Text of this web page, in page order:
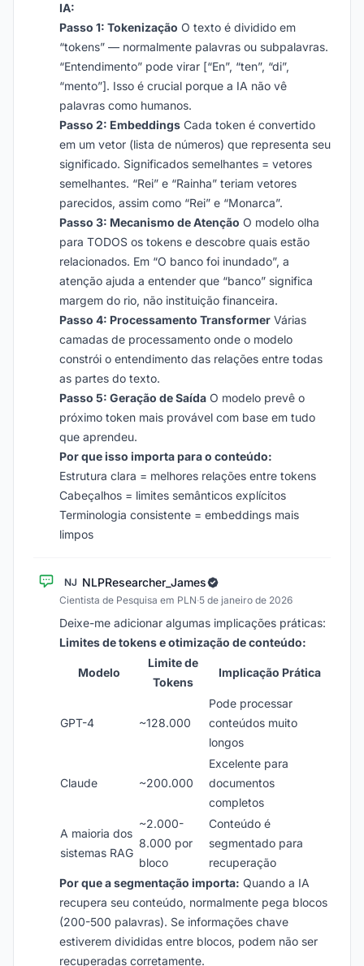
IA:
Passo 1: Tokenização O texto é dividido em
“tokens” — normalmente palavras ou subpalavras.
“Entendimento” pode virar [“En”, “ten”, “di”,
“mento”]. Isso é crucial porque a IA não vê
palavras como humanos.
Passo 2: Embeddings Cada token é convertido
em um vetor (lista de números) que representa seu
significado. Significados semelhantes = vetores
semelhantes. “Rei” e “Rainha” teriam vetores
parecidos, assim como “Rei” e “Monarca”.
Passo 3: Mecanismo de Atenção O modelo olha
para TODOS os tokens e descobre quais estão
relacionados. Em “O banco foi inundado”, a
atenção ajuda a entender que “banco” significa
margem do rio, não instituição financeira.
Passo 4: Processamento Transformer Várias
camadas de processamento onde o modelo
constrói o entendimento das relações entre todas
as partes do texto.
Passo 5: Geração de Saída O modelo prevê o
próximo token mais provável com base em tudo
que aprendeu.
Por que isso importa para o conteúdo:
Estrutura clara = melhores relações entre tokens
Cabeçalhos = limites semânticos explícitos
Terminologia consistente = embeddings mais
limpos
NJ NLPResearcher_James
Cientista de Pesquisa em PLN·5 de janeiro de 2026
Deixe-me adicionar algumas implicações práticas:
Limites de tokens e otimização de conteúdo:
Modelo
Limite de
Tokens
Implicação Prática
GPT-4 ~128.000
Pode processar
conteúdos muito
longos
Claude ~200.000
Excelente para
documentos
completos
A maioria dos
sistemas RAG
~2.000-
8.000 por
bloco
Conteúdo é
segmentado para
recuperação
Por que a segmentação importa: Quando a IA
recupera seu conteúdo, normalmente pega blocos
(200-500 palavras). Se informações chave
estiverem divididas entre blocos, podem não ser
recuperadas corretamente.